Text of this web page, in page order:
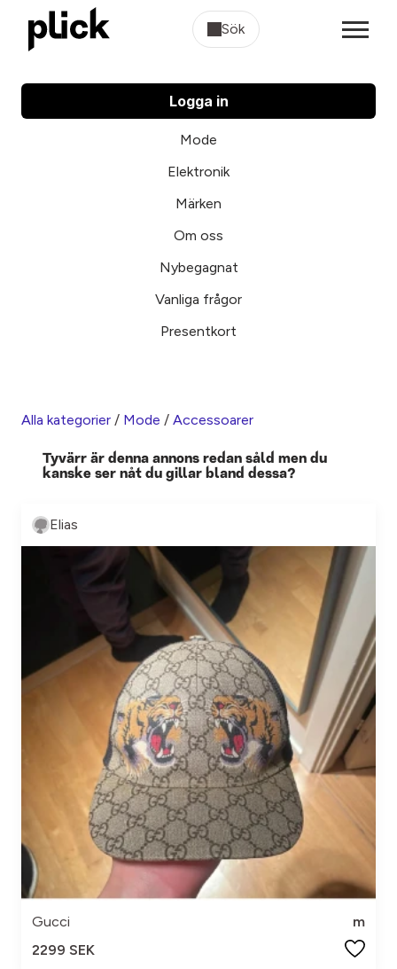
Sök
Logga in
Mode
Elektronik
Märken
Om oss
Nybegagnat
Vanliga frågor
Presentkort
Alla kategorier / Mode / Accessoarer
Tyvärr är denna annons redan såld men du
kanske ser nåt du gillar bland dessa?
Elias
Gucci
m
2299 SEK